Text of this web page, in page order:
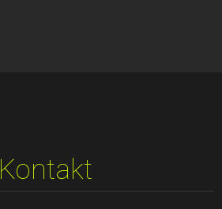
Kontakt